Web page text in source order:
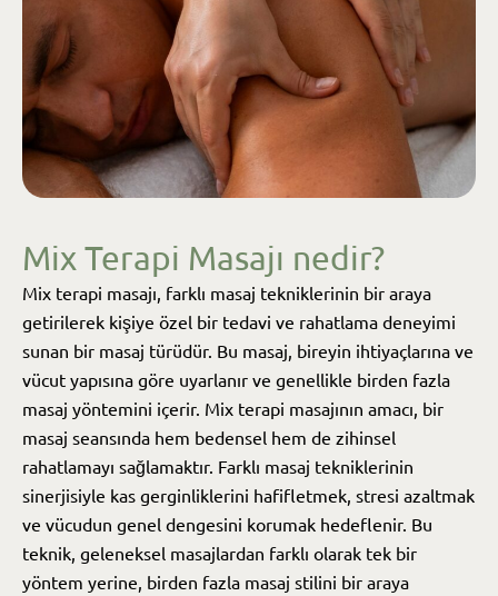
Mix Terapi Masajı nedir?
Mix terapi masajı, farklı masaj tekniklerinin bir araya
getirilerek kişiye özel bir tedavi ve rahatlama deneyimi
sunan bir masaj türüdür. Bu masaj, bireyin ihtiyaçlarına ve
vücut yapısına göre uyarlanır ve genellikle birden fazla
masaj yöntemini içerir. Mix terapi masajının amacı, bir
masaj seansında hem bedensel hem de zihinsel
rahatlamayı sağlamaktır. Farklı masaj tekniklerinin
sinerjisiyle kas gerginliklerini hafifletmek, stresi azaltmak
ve vücudun genel dengesini korumak hedeflenir. Bu
teknik, geleneksel masajlardan farklı olarak tek bir
yöntem yerine, birden fazla masaj stilini bir araya